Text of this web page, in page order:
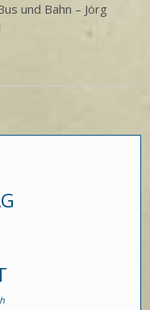
und Bahn – Jörg